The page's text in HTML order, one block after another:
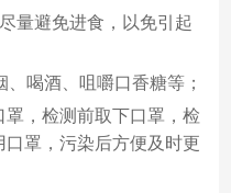
量避免进食，以免引起
喝酒、咀嚼口香糖等；
，检测前取下口罩，检
罩，污染后方便及时更